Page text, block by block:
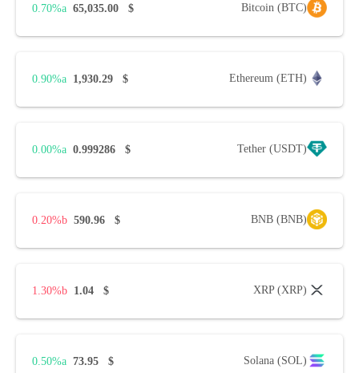
Bitcoin (BTC)
$
65,035.00
0.70%
Ethereum (ETH)
$
1,930.29
0.90%
Tether (USDT)
$
0.999286
0.00%
BNB (BNB)
$
590.96
0.20%
XRP (XRP)
$
1.04
1.30%
Solana (SOL)
$
73.95
0.50%